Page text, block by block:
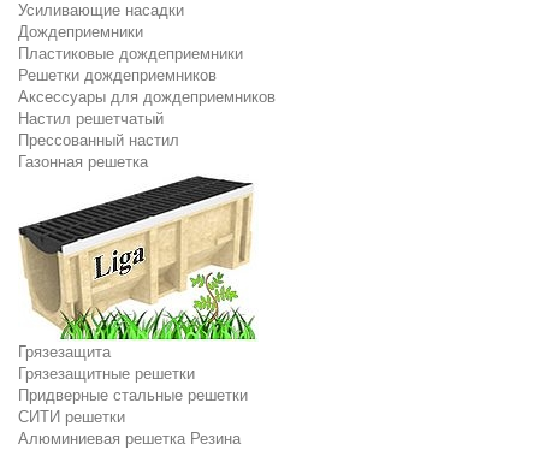
Усиливающие насадки
Дождеприемники
Пластиковые дождеприемники
Решетки дождеприемников
Аксессуары для дождеприемников
Настил решетчатый
Прессованный настил
Газонная решетка
Грязезащита
Грязезащитные решетки
Придверные стальные решетки
СИТИ решетки
Алюминиевая решетка Резина